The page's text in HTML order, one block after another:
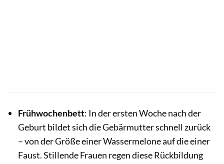
Frühwochenbett: In der ersten Woche nach der
Geburt bildet sich die Gebärmutter schnell zurück
– von der Größe einer Wassermelone auf die einer
Faust. Stillende Frauen regen diese Rückbildung